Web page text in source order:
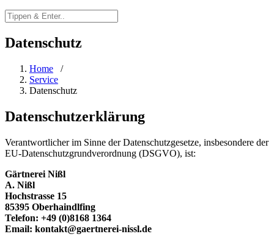
Datenschutz
Home /
Service
Datenschutz
Datenschutzerklärung
Verantwortlicher im Sinne der Datenschutzgesetze, insbesondere der
EU-Datenschutzgrundverordnung (DSGVO), ist:
Gärtnerei Nißl
A. Nißl
Hochstrasse 15
85395 Oberhaindlfing
Telefon: +49 (0)8168 1364
Email: kontakt@gaertnerei-nissl.de